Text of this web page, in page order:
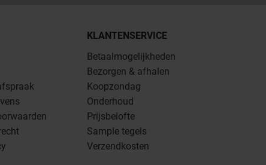
KLANTENSERVICE
Betaalmogelijkheden
Bezorgen & afhalen
Koopzondag
Onderhoud
Prijsbelofte
Sample tegels
Verzendkosten